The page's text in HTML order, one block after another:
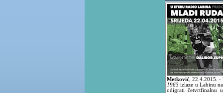
Metković 22.4.2015. -
1963 izlaze u Labinu
odigrati četvrtfinalnu